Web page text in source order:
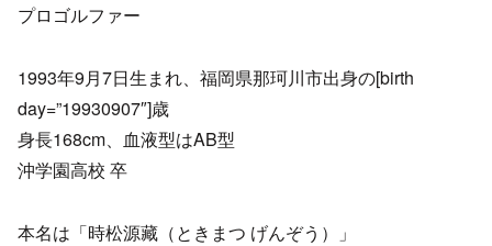
プロゴルファー
1993年9月7日生まれ、福岡県那珂川市出身の[birth
day=”19930907″]歳
身長168cm、血液型はAB型
沖学園高校 卒
本名は「時松源藏（ときまつ げんぞう）」